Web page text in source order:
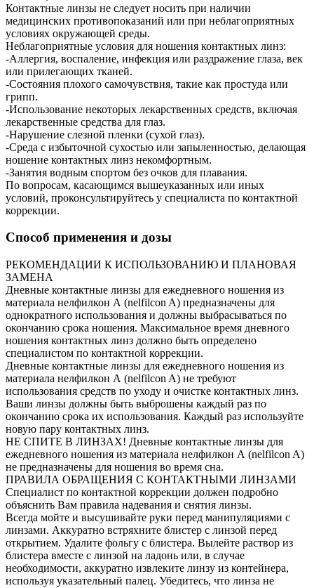
Контактные линзы не следует носить при наличии
медицинских противопоказаний или при неблагоприятных
условиях окружающей среды.
Неблагоприятные условия для ношения контактных линз:
-Аллергия, воспаление, инфекция или раздражение глаза, век
или прилегающих тканей.
-Состояния плохого самочувствия, такие как простуда или
грипп.
-Использование некоторых лекарственных средств, включая
лекарственные средства для глаз.
-Нарушение слезной пленки (сухой глаз).
-Среда с избыточной сухостью или запыленностью, делающая
ношение контактных линз некомфортным.
-Занятия водным спортом без очков для плавания.
По вопросам, касающимся вышеуказанных или иных
условий, проконсультируйтесь у специалиста по контактной
коррекции.
Способ применения и дозы
РЕКОМЕНДАЦИИ К ИСПОЛЬЗОВАНИЮ И ПЛАНОВАЯ
ЗАМЕНА
Дневные контактные линзы для ежедневного ношения из
материала нелфилкон А (nelfilcon A) предназначены для
однократного использования и должны выбрасываться по
окончанию срока ношения. Максимальное время дневного
ношения контактных линз должно быть определено
специалистом по контактной коррекции.
Дневные контактные линзы для ежедневного ношения из
материала нелфилкон А (nelfilcon A) не требуют
использования средств по уходу и очистке контактных линз.
Ваши линзы должны быть выброшены каждый раз по
окончанию срока их использования. Каждый раз используйте
новую пару контактных линз.
НЕ СПИТЕ В ЛИНЗАХ! Дневные контактные линзы для
ежедневного ношения из материала нелфилкон А (nelfilcon A)
не предназначены для ношения во время сна.
ПРАВИЛА ОБРАЩЕНИЯ С КОНТАКТНЫМИ ЛИНЗАМИ
Специалист по контактной коррекции должен подробно
объяснить Вам правила надевания и снятия линзы.
Всегда мойте и высушивайте руки перед манипуляциями с
линзами. Аккуратно встряхните блистер с линзой перед
открытием. Удалите фольгу с блистера. Вылейте раствор из
блистера вместе с линзой на ладонь или, в случае
необходимости, аккуратно извлеките линзу из контейнера,
используя указательный палец. Убедитесь, что линза не